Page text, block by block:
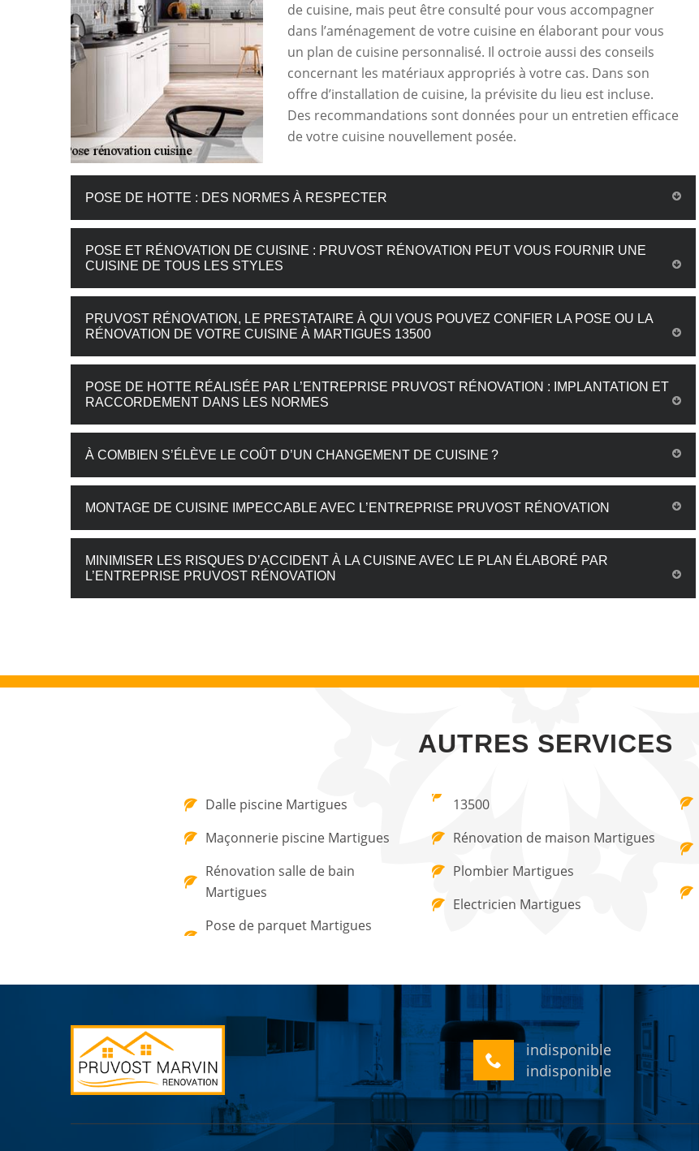
de cuisine, mais peut être consulté pour vous accompagner
dans l’aménagement de votre cuisine en élaborant pour vous
un plan de cuisine personnalisé. Il octroie aussi des conseils
concernant les matériaux appropriés à votre cas. Dans son
offre d’installation de cuisine, la prévisite du lieu est incluse.
Des recommandations sont données pour un entretien efficace
de votre cuisine nouvellement posée.
POSE DE HOTTE : DES NORMES À RESPECTER
POSE ET RÉNOVATION DE CUISINE : PRUVOST RÉNOVATION PEUT VOUS FOURNIR UNE
CUISINE DE TOUS LES STYLES
PRUVOST RÉNOVATION, LE PRESTATAIRE À QUI VOUS POUVEZ CONFIER LA POSE OU LA
RÉNOVATION DE VOTRE CUISINE À MARTIGUES 13500
POSE DE HOTTE RÉALISÉE PAR L’ENTREPRISE PRUVOST RÉNOVATION : IMPLANTATION ET
RACCORDEMENT DANS LES NORMES
À COMBIEN S’ÉLÈVE LE COÛT D’UN CHANGEMENT DE CUISINE ?
MONTAGE DE CUISINE IMPECCABLE AVEC L’ENTREPRISE PRUVOST RÉNOVATION
MINIMISER LES RISQUES D’ACCIDENT À LA CUISINE AVEC LE PLAN ÉLABORÉ PAR
L’ENTREPRISE PRUVOST RÉNOVATION
AUTRES SERVICES
Dalle piscine Martigues
Maçonnerie piscine Martigues
Rénovation salle de bain
Martigues
Pose de parquet Martigues
13500
Rénovation de maison Martigues
Plombier Martigues
Electricien Martigues
indisponible
indisponible